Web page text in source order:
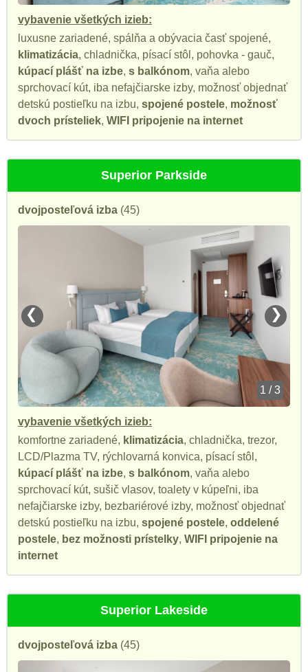
vybavenie všetkých izieb:
luxusne zariadené, spálňa a obývacia časť spojené,
klimatizácia, chladnička, písací stôl, pohovka - gauč,
kúpací plášť na izbe, s balkónom, vaňa alebo
sprchovací kút, iba nefajčiarske izby, možnosť objednať
detskú postieľku na izbu, spojené postele, možnosť
dvoch prísteliek, WIFI pripojenie na internet
Superior Parkside
dvojposteľová izba (45)
❮ ❯
1 / 3
vybavenie všetkých izieb:
komfortne zariadené, klimatizácia, chladnička, trezor,
LCD/Plazma TV, rýchlovarná konvica, písací stôl,
kúpací plášť na izbe, s balkónom, vaňa alebo
sprchovací kút, sušič vlasov, toalety v kúpeľni, iba
nefajčiarske izby, bezbariérové izby, možnosť objednať
detskú postieľku na izbu, spojené postele, oddelené
postele, bez možnosti prístelky, WIFI pripojenie na
internet
Superior Lakeside
dvojposteľová izba (45)